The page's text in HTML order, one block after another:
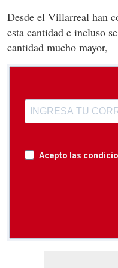
Desde el Villarreal han
esta cantidad e incluso
cantidad mucho mayor,
Acepto las